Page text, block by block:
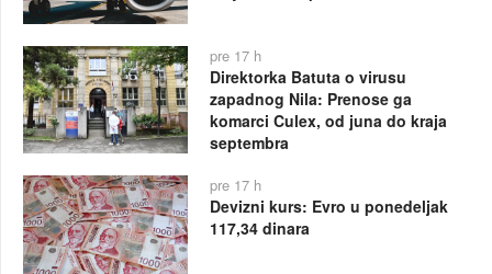
pre 17 h
Direktorka Batuta o virusu
zapadnog Nila: Prenose ga
komarci Culex, od juna do kraja
septembra
pre 17 h
Devizni kurs: Evro u ponedeljak
117,34 dinara